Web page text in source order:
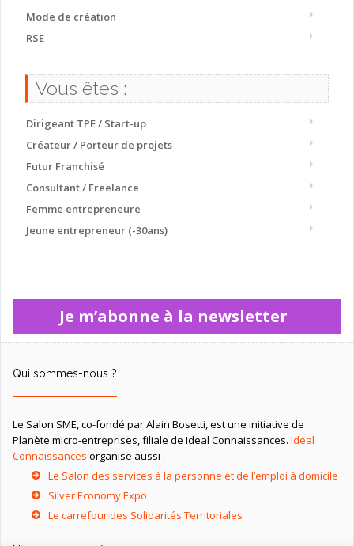
Mode de création
RSE
Vous êtes :
Dirigeant TPE / Start-up
Créateur / Porteur de projets
Futur Franchisé
Consultant / Freelance
Femme entrepreneure
Jeune entrepreneur (-30ans)
Je m’abonne à la newsletter
Qui sommes-nous ?
Le Salon SME, co-fondé par Alain Bosetti, est une initiative de
Planète micro-entreprises, filiale de Ideal Connaissances. Ideal
Connaissances organise aussi :
Le Salon des services à la personne et de l’emploi à domicile
Silver Economy Expo
Le carrefour des Solidarités Territoriales